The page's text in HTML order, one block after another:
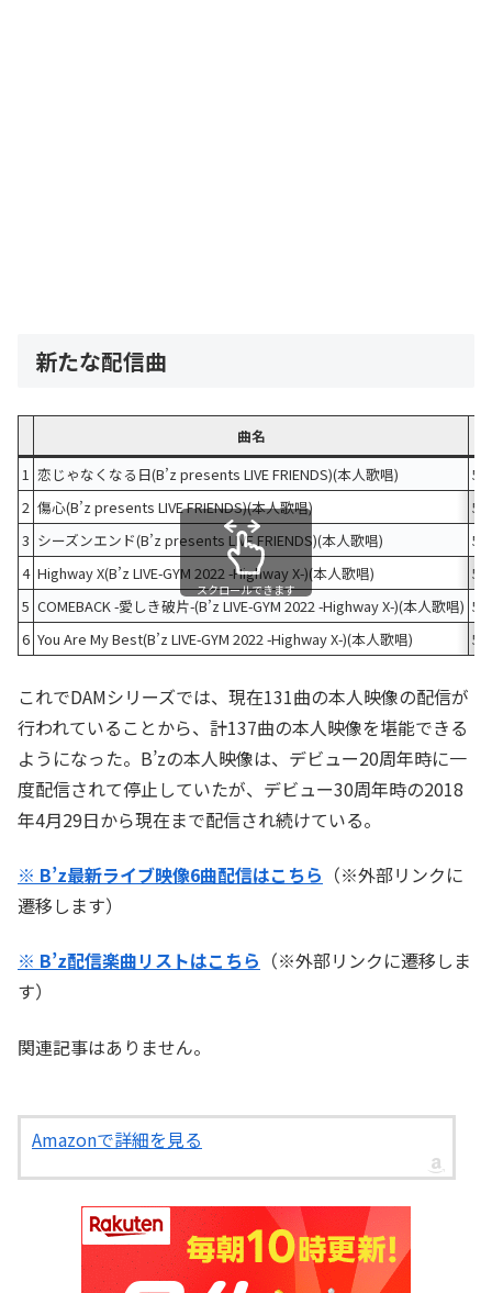
新たな配信曲
曲名
1 恋じゃなくなる日(B’z presents LIVE FRIENDS)(本人歌唱)
2 傷心(B’z presents LIVE FRIENDS)(本人歌唱)
3 シーズンエンド(B’z presents LIVE FRIENDS)(本人歌唱)
4 Highway X(B’z LIVE-GYM 2022 -Highway X-)(本人歌唱)
5 COMEBACK -愛しき破片-(B’z LIVE-GYM 2022 -Highway X-)(本人歌唱)
6 You Are My Best(B’z LIVE-GYM 2022 -Highway X-)(本人歌唱)
スクロールできます
これでDAMシリーズでは、現在131曲の本人映像の配信が
行われていることから、計137曲の本人映像を堪能できる
ようになった。B’zの本人映像は、デビュー20周年時に一
度配信されて停止していたが、デビュー30周年時の2018
年4月29日から現在まで配信され続けている。
※ B’z最新ライブ映像6曲配信はこちら （※外部リンクに
遷移します）
※ B’z配信楽曲リストはこちら （※外部リンクに遷移しま
す）
関連記事はありません。
Amazonで詳細を見る